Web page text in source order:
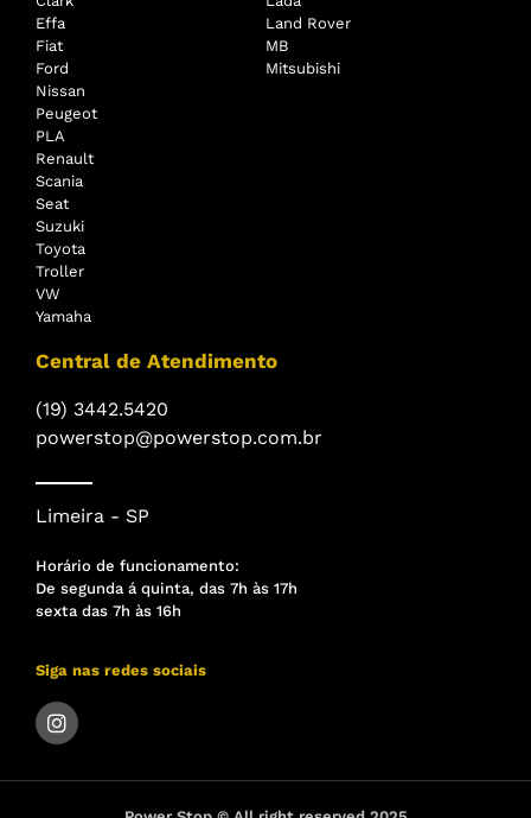
Effa
Fiat
Ford
Land Rover
MB
Mitsubishi
Nissan
Peugeot
PLA
Renault
Scania
Seat
Suzuki
Toyota
Troller
VW
Yamaha
Central de Atendimento
(19) 3442.5420
powerstop@powerstop.com.br
Limeira - SP
Horário de funcionamento:
De segunda á quinta, das 7h às 17h
sexta das 7h às 16h
Siga nas redes sociais